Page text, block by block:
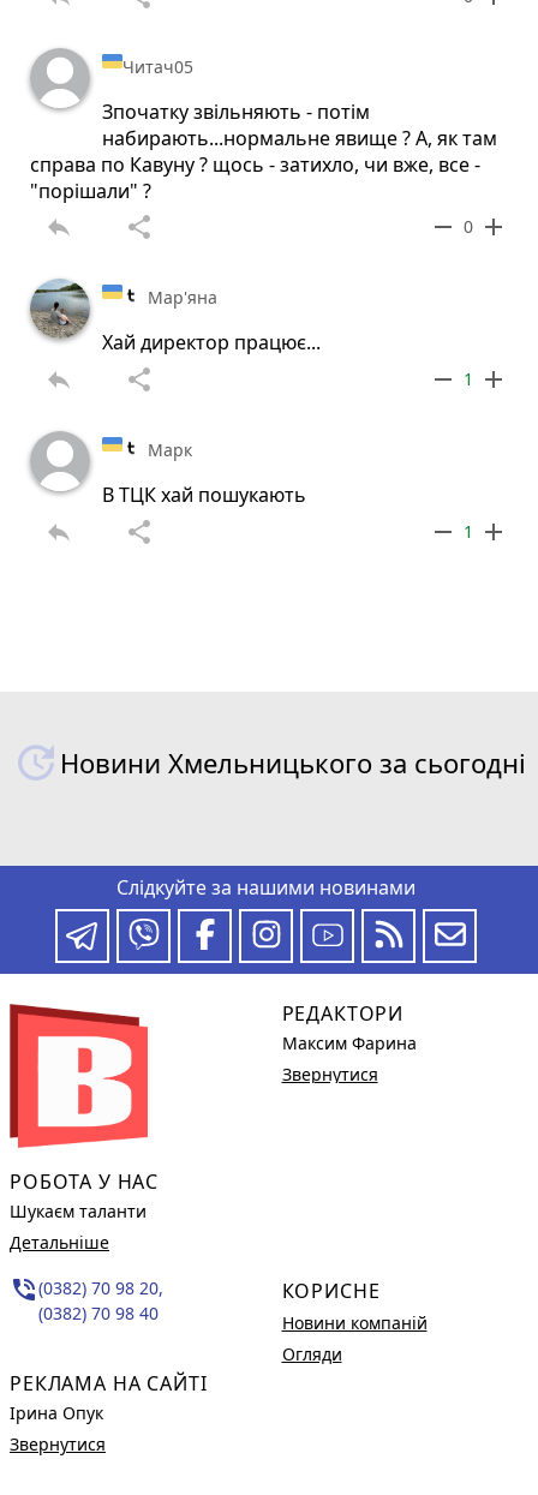
Читач05
Зпочатку звільняють - потім
набирають...нормальне явище ? А, як там
справа по Кавуну ? щось - затихло, чи вже, все -
"порішали" ?
reply share remove 0 add
Мар'яна
Хай директор працює...
reply share remove 1 add
Марк
В ТЦК хай пошукають
reply share remove 1 add
Новини Хмельницького за сьогодні
Слідкуйте за нашими новинами
РОБОТА У НАС
Шукаєм таланти
Детальніше
phone_in_talk(0382) 70 98 20,
(0382) 70 98 40
РЕКЛАМА НА САЙТІ
Ірина Опук
Звернутися
РЕДАКТОРИ
Максим Фарина
Звернутися
КОРИСНЕ
Новини компаній
Огляди